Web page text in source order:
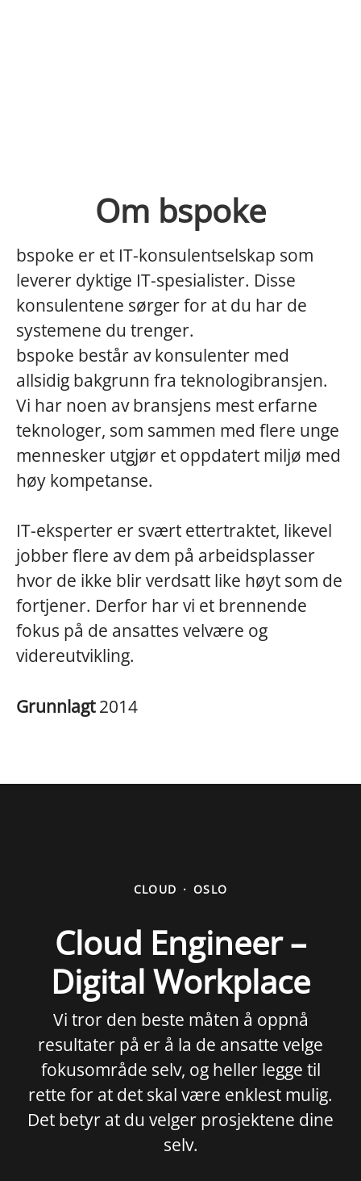
Om bspoke
bspoke er et IT-konsulentselskap som
leverer dyktige IT-spesialister. Disse
konsulentene sørger for at du har de
systemene du trenger.
bspoke består av konsulenter med
allsidig bakgrunn fra teknologibransjen.
Vi har noen av bransjens mest erfarne
teknologer, som sammen med flere unge
mennesker utgjør et oppdatert miljø med
høy kompetanse.
IT-eksperter er svært ettertraktet, likevel
jobber flere av dem på arbeidsplasser
hvor de ikke blir verdsatt like høyt som de
fortjener. Derfor har vi et brennende
fokus på de ansattes velvære og
videreutvikling.
Grunnlagt2014
CLOUD · OSLO
Cloud Engineer –
Digital Workplace
Vi tror den beste måten å oppnå
resultater på er å la de ansatte velge
fokusområde selv, og heller legge til
rette for at det skal være enklest mulig.
Det betyr at du velger prosjektene dine
selv.